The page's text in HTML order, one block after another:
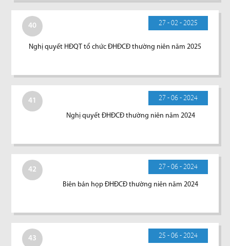
40 27 - 02 - 2025
Nghị quyết HĐQT tổ chức ĐHĐCĐ thường niên năm 2025
41 27 - 06 - 2024
Nghị quyết ĐHĐCĐ thường niên năm 2024
42 27 - 06 - 2024
Biên bản họp ĐHĐCĐ thường niên năm 2024
43 25 - 06 - 2024